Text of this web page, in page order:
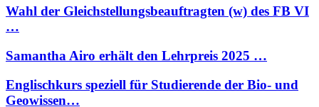
Wahl der Gleichstellungsbeauftragten (w) des FB VI
…
Samantha Airo erhält den Lehrpreis 2025 …
Englischkurs speziell für Studierende der Bio- und
Geowissen…